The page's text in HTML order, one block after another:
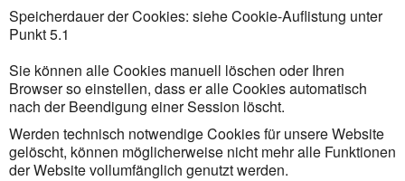
Speicherdauer der Cookies: siehe Cookie-Auflistung unter
Punkt 5.1
Sie können alle Cookies manuell löschen oder Ihren
Browser so einstellen, dass er alle Cookies automatisch
nach der Beendigung einer Session löscht.
Werden technisch notwendige Cookies für unsere Website
gelöscht, können möglicherweise nicht mehr alle Funktionen
der Website vollumfänglich genutzt werden.